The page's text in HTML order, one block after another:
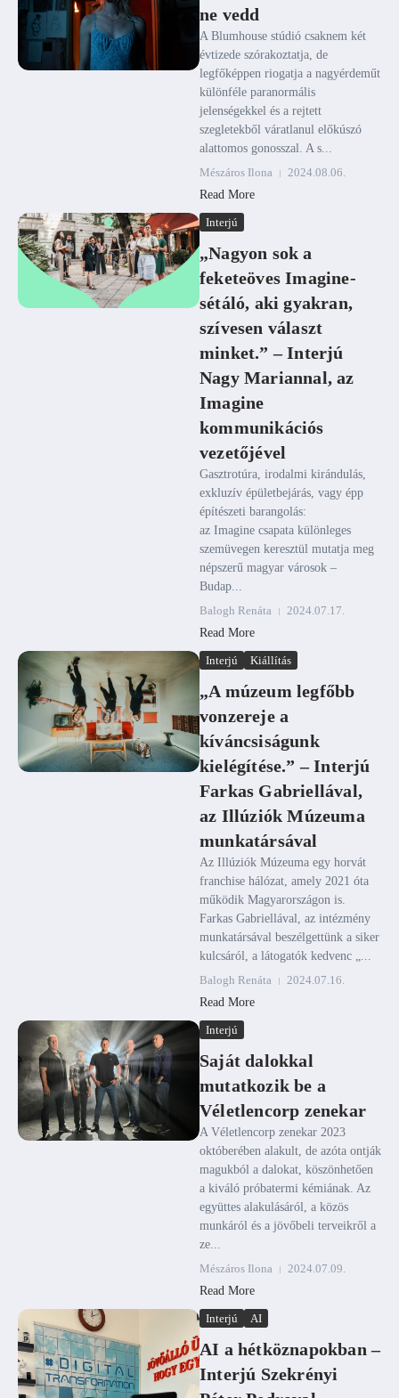
ne vedd
A Blumhouse stúdió csaknem két
évtizede szórakoztatja, de
legfőképpen riogatja a nagyérdeműt
különféle paranormális
jelenségekkel és a rejtett
szegletekből váratlanul előkúszó
alattomos gonosszal. A s...
Mészáros Ilona
2024.08.06.
Read More
Interjú
„Nagyon sok a
feketeöves Imagine-
sétáló, aki gyakran,
szívesen választ
minket.” – Interjú
Nagy Mariannal, az
Imagine
kommunikációs
vezetőjével
Gasztrotúra, irodalmi kirándulás,
exkluzív épületbejárás, vagy épp
építészeti barangolás:
az Imagine csapata különleges
szemüvegen keresztül mutatja meg
népszerű magyar városok –
Budap...
Balogh Renáta
2024.07.17.
Read More
Interjú Kiállítás
„A múzeum legfőbb
vonzereje a
kíváncsiságunk
kielégítése.” – Interjú
Farkas Gabriellával,
az Illúziók Múzeuma
munkatársával
Az Illúziók Múzeuma egy horvát
franchise hálózat, amely 2021 óta
működik Magyarországon is.
Farkas Gabriellával, az intézmény
munkatársával beszélgettünk a siker
kulcsáról, a látogatók kedvenc „...
Balogh Renáta
2024.07.16.
Read More
Interjú
Saját dalokkal
mutatkozik be a
Véletlencorp zenekar
A Véletlencorp zenekar 2023
októberében alakult, de azóta ontják
magukból a dalokat, köszönhetően
a kiváló próbatermi kémiának. Az
együttes alakulásáról, a közös
munkáról és a jövőbeli terveikről a
ze...
Mészáros Ilona
2024.07.09.
Read More
Interjú AI
AI a hétköznapokban –
Interjú Szekrényi